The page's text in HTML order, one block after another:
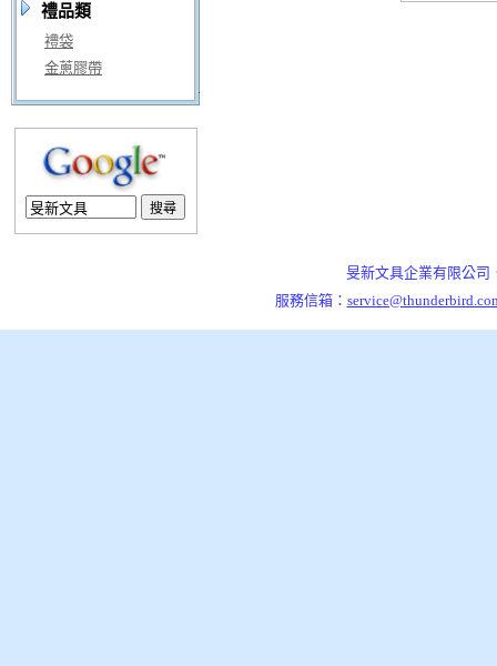
禮品類
禮袋
金蔥膠帶
旻新文具企業有限公司
服務信箱：